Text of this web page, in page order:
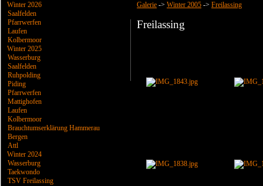
Winter 2026
Saalfelden
Pfarrwerfen
Laufen
Kolbermoor
Winter 2025
Wasserburg
Saalfelden
Ruhpolding
Piding
Pfarrwerfen
Mattighofen
Laufen
Kolbermoor
Brauchtumserklärung Hammerau
Bergen
Attl
Winter 2024
Wasserburg
Taekwondo
TSV Freilassing
Galerie -> Winter 2005 -> Freilassing
Freilassing